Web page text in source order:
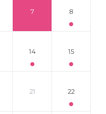
7 8
14 15
21 22